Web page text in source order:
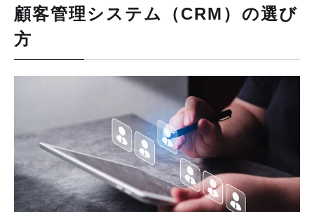
顧客管理システム（CRM）の選び
方